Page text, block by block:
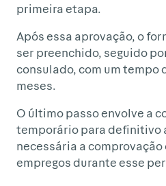
primeira etapa.
Após essa aprovação, o
ser preenchido, seguido
consulado, com um tempo
meses.
O último passo envolve a
temporário para definitivo
necessária a comprovação
empregos durante esse